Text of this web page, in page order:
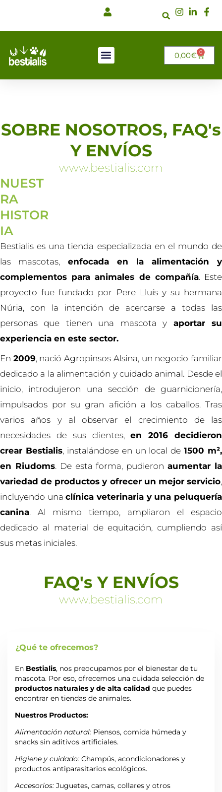
0,00€ 0
SOBRE NOSOTROS, FAQ's
Y ENVÍOS
www.bestialis.com
NUEST
RA
HISTOR
IA
Bestialis es una tienda especializada en el mundo de
las mascotas, enfocada en la alimentación y
complementos para animales de compañía. Este
proyecto fue fundado por Pere Lluís y su hermana
Núria, con la intención de acercarse a todas las
personas que tienen una mascota y aportar su
experiencia en este sector.
En 2009, nació Agropinsos Alsina, un negocio familiar
dedicado a la alimentación y cuidado animal. Desde el
inicio, introdujeron una sección de guarnicionería,
impulsados por su gran afición a los caballos. Tras
varios años y al observar el crecimiento de las
necesidades de sus clientes,en 2016 decidieron
crear Bestialis, instalándose en un local de1500 m²,
en Riudoms. De esta forma, pudieronaumentar la
variedad de productos y ofrecer un mejor servicio,
incluyendo unaclínica veterinaria y una peluquería
canina. Al mismo tiempo, ampliaron el espacio
dedicado al material de equitación, cumpliendo así
sus metas iniciales.
FAQ's Y ENVÍOS
www.bestialis.com
¿Qué te ofrecemos?
En Bestialis, nos preocupamos por el bienestar de tu
mascota. Por eso, ofrecemos una cuidada selección de
productos naturales y de alta calidad que puedes
encontrar en tiendas de animales.
Nuestros Productos:
Alimentación natural: Piensos, comida húmeda y
snacks sin aditivos artificiales.
Higiene y cuidado: Champús, acondicionadores y
productos antiparasitarios ecológicos.
Accesorios: Juguetes, camas, collares y otros